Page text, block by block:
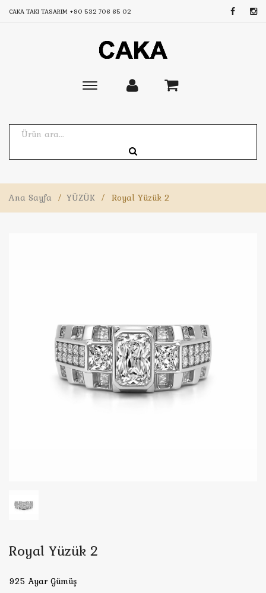
CAKA TAKI TASARIM +90 532 706 65 02
Toggle
Ana Sayfa / YÜZÜK / Royal Yüzük 2
Royal Yüzük 2
925 Ayar Gümüş